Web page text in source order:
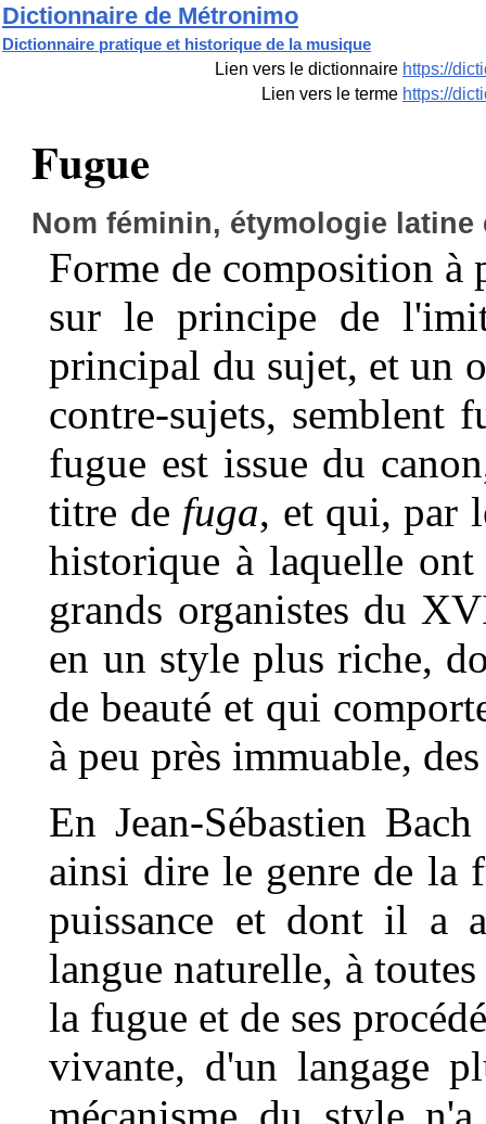
Dictionnaire de Métronimo
Dictionnaire pratique et historique de la musique
Lien vers le dictionnaire https://
Lien vers le terme https://
Fugue
Nom féminin, étymologie
Forme de composition à
sur le principe de
principal du sujet, et un
contre-sujets, semblent
fugue est issue du
titre de fuga, et qui, par
historique à laquelle
grands organistes du
en un style plus riche,
de beauté et qui
à peu près immuable,
En Jean-Sébastien
ainsi dire le genre de la
puissance et dont il a
langue naturelle, à
la fugue et de ses
vivante, d'un langage